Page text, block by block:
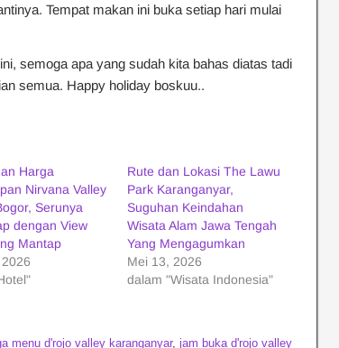
Tempat makan ini buka setiap hari mulai
semoga apa yang sudah kita bahas diatas tadi
semua. Happy holiday boskuu..
Harga
Nirvana Valley
Serunya
dengan View
Mantap
Rute dan Lokasi The Lawu
Park Karanganyar,
Suguhan Keindahan
Wisata Alam Jawa Tengah
Yang Mengagumkan
Mei 13, 2026
dalam "Wisata Indonesia"
menu d'rojo valley karanganyar, jam buka d'rojo valley